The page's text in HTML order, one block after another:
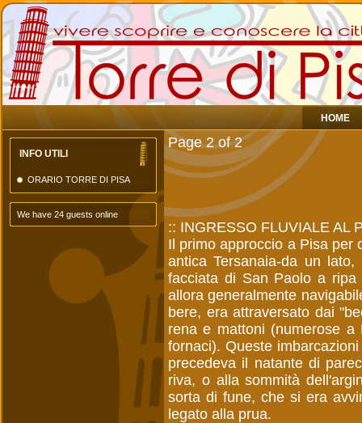
HOME
INFO UTILI
ORARIO TORRE DI PISA
We have 24 guests online
Page 2 of 2
:: INGRESSO FLUVIALE AL
Il primo approccio a Pisa per
antica Tersanaia-da un
facciata di San Paolo a
allora generalmente
bere, era attraversato dai
rena e mattoni (numerose
fornaci). Queste
precedeva il natante di
riva, o alla sommità
sorta di fune, che si era
legato alla prua.